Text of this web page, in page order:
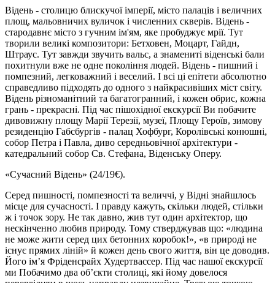
Відень - столицю блискучої імперії, місто палаців і величних
площ, мальовничих вуличок і численних скверів. Відень -
стародавнє місто з гучним ім'ям, яке пробуджує мрії. Тут
творили великі композитори: Бетховен, Моцарт, Гайдн,
Штраус. Тут завжди звучить вальс, а знамениті віденські бали
похитнули вже не одне покоління людей. Відень - пишний і
помпезний, легковажний і веселий. І всі ці епітети абсолютно
справедливо підходять до одного з найкрасивіших міст світу.
Відень різноманітний та багатогранний, і кожен обрис, кожна
грань - прекрасні. Під час пішохідної екскурсії Ви побачите
дивовижну площу Марії Терезії, музеї, Площу Героїв, зимову
резиденцію Габсбургів - палац Хофбург, Королівські конюшні,
собор Петра і Павла, диво середньовічної архітектури -
катедральний собор Св. Стефана, Віденську Оперу.
«Сучасний Відень» (24/19€).
Серед пишності, помпезності та величчі, у Відні знайшлось
місце для сучасності. І правду кажуть, скільки людей, стільки
ж і точок зору. Не так давно, жив тут один архітектор, що
нескінченно любив природу. Тому стверджував що: «людина
не може жити серед цих бетонних коробок!», «в природі не
існує прямих ліній» й кожен день свого життя, він це доводив.
Його ім’я Фріденсрайх Худертвассер. Під час нашої екскурсії
ми Побачимо два об’єкти столиці, які йому довелося